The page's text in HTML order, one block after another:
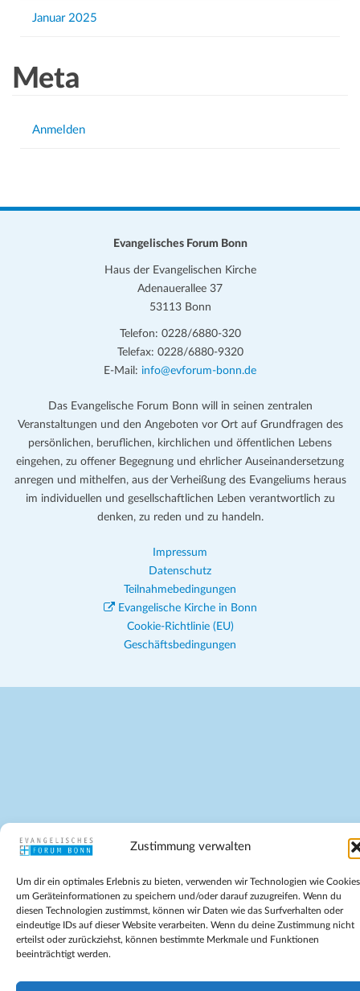
Zustimmung verwalten
Um dir ein optimales Erlebnis zu bieten, verwenden wir Technologien wie
um Geräteinformationen zu speichern und/oder darauf zuzugreifen. Wenn du
diesen Technologien zustimmst, können wir Daten wie das Surfverhalten oder
eindeutige IDs auf dieser Website verarbeiten. Wenn du deine Zustimmung nicht
erteilst oder zurückziehst, können bestimmte Merkmale und Funktionen
beeinträchtigt werden.
Januar 2025
Meta
Anmelden
Evangelisches Forum Bonn
Haus der Evangelischen Kirche
Adenauerallee 37
53113 Bonn
Telefon: 0228/6880-320
Telefax: 0228/6880-9320
E-Mail: info@evforum-bonn.de
Das Evangelische Forum Bonn will in seinen zentralen
Veranstaltungen und den Angeboten vor Ort auf Grundfragen des
persönlichen, beruflichen, kirchlichen und öffentlichen Lebens
eingehen, zu offener Begegnung und ehrlicher Auseinandersetzung
anregen und mithelfen, aus der Verheißung des Evangeliums heraus
im individuellen und gesellschaftlichen Leben verantwortlich zu
denken, zu reden und zu handeln.
Impressum
Datenschutz
Teilnahmebedingungen
Evangelische Kirche in Bonn
Cookie-Richtlinie (EU)
Geschäftsbedingungen